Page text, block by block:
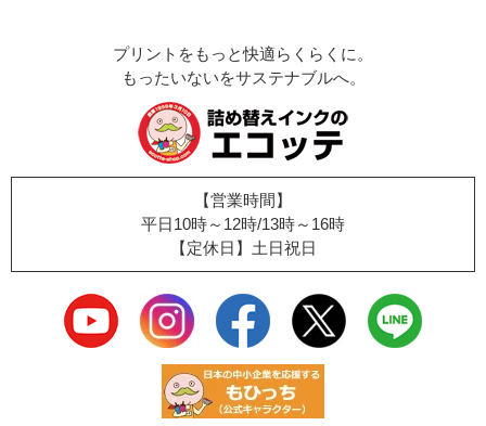
プリントをもっと快適らくらくに。
もったいないをサステナブルへ。
【営業時間】
平日10時～12時/13時～16時
【定休日】土日祝日